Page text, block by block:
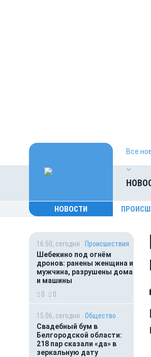
Все
НОВОСТИ
16:50, сегодня
Происшествия
Шебекино под огнём
дронов: ранены женщина и
мужчина, разрушены дома
и машины
0
0
15:06, сегодня
Общество
Свадебный бум в
Белгородской области:
218 пар сказали «да» в
зеркальную дату